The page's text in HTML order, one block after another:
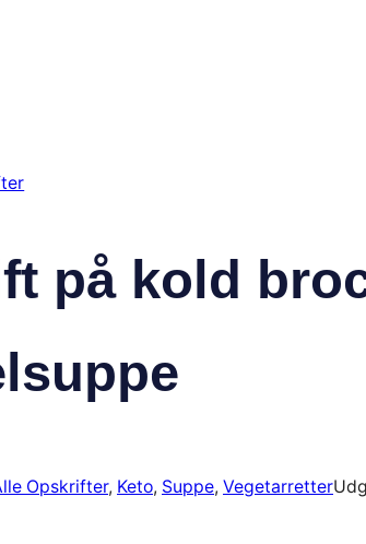
på kold
Opskrifter, Keto, Suppe, Vegetarretter